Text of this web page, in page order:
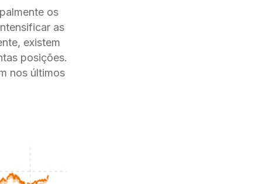
os
as
existem
posições.
nos últimos